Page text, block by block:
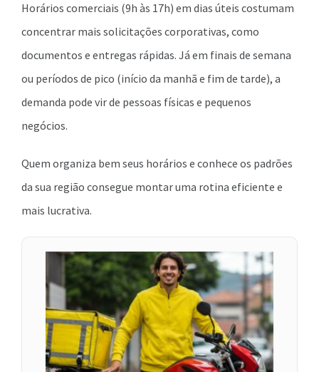
Horários comerciais (9h às 17h) em dias úteis costumam
concentrar mais solicitações corporativas, como
documentos e entregas rápidas. Já em finais de semana
ou períodos de pico (início da manhã e fim de tarde), a
demanda pode vir de pessoas físicas e pequenos
negócios.
Quem organiza bem seus horários e conhece os padrões
da sua região consegue montar uma rotina eficiente e
mais lucrativa.